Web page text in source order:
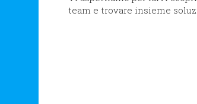
team e trovare insieme